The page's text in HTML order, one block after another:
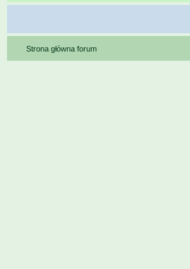
Strona główna forum